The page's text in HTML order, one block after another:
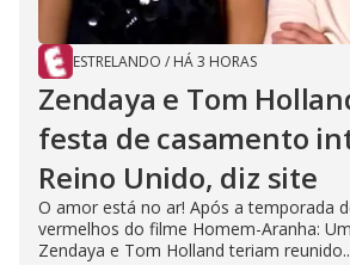
ESTRELANDO / HÁ 3 HORAS
Zendaya e Tom
festa de casamento
Reino Unido, diz site
O amor está no ar! Após a temporada
vermelhos do filme Homem-Aranha:
Zendaya e Tom Holland teriam